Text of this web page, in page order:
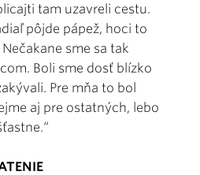
tam uzavreli cestu.
pôjde pápež, hoci to
sme sa tak
Boli sme dosť blízko
Pre mňa to bol
aj pre ostatných, lebo